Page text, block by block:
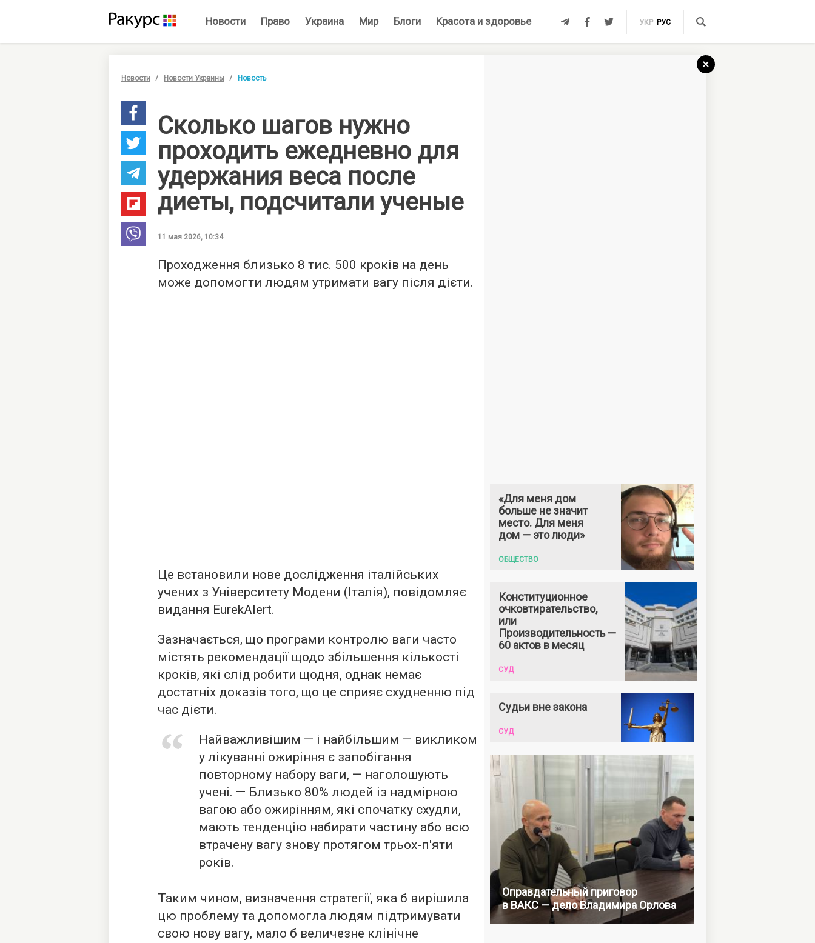
Новости Право Украина Мир Блоги Красота и здоровье УКР РУС
Новости Новости Украины Новость
Сколько шагов нужно
проходить ежедневно для
удержания веса после
диеты, подсчитали ученые
11 мая 2026, 10:34
Проходження близько 8 тис. 500 кроків на день
може допомогти людям утримати вагу після дієти.
Це встановили нове дослідження італійських
учених з Університету Модени (Італія), повідомляє
видання EurekAlert.
Зазначається, що програми контролю ваги часто
містять рекомендації щодо збільшення кількості
кроків, які слід робити щодня, однак немає
достатніх доказів того, що це сприяє схудненню під
час дієти.
Найважливішим — і найбільшим — викликом
у лікуванні ожиріння є запобігання
повторному набору ваги, — наголошують
учені. — Близько 80% людей із надмірною
вагою або ожирінням, які спочатку схудли,
мають тенденцію набирати частину або всю
втрачену вагу знову протягом трьох-п'яти
років.
Таким чином, визначення стратегії, яка б вирішила
цю проблему та допомогла людям підтримувати
свою нову вагу, мало б величезне клінічне
«Для меня дом
больше не значит
место. Для меня
дом — это люди»
ОБЩЕСТВО
Конституционное
очковтирательство,
или
Производительность —
60 актов в месяц
СУД
Судьи вне закона
СУД
Оправдательный приговор
в ВАКС — дело Владимира Орлова